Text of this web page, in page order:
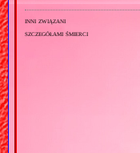
inni związani
szczegółami śmierci